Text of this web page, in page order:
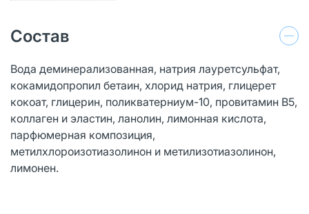
Состав
Вода деминерализованная, натрия лауретсульфат,
кокамидопропил бетаин, хлорид натрия, глицерет
кокоат, глицерин, поликватерниум-10, провитамин В5,
коллаген и эластин, ланолин, лимонная кислота,
парфюмерная композиция,
метилхлороизотиазолинон и метилизотиазолинон,
лимонен.